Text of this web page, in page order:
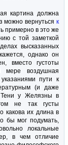
картина должна
можно вернуться к
примерно в это же
с той заметкой
высказанных
однако он
вместо густоты
мере воздушная
пути к
(и даже
Тени у Желязны в
не так густы
какова их длина в
бы мог подумать,
локальные
в чем отличие